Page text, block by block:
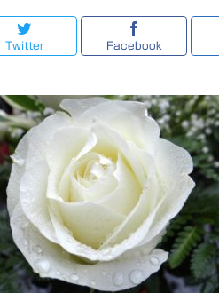
Twitter Facebook